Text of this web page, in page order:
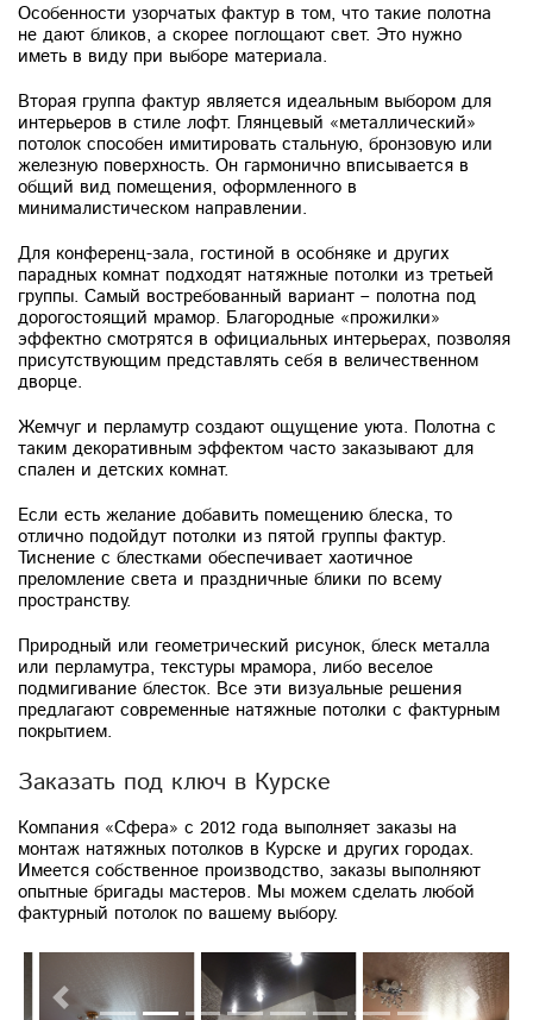
Особенности узорчатых фактур в том, что такие полотна
не дают бликов, а скорее поглощают свет. Это нужно
иметь в виду при выборе материала.
Вторая группа фактур является идеальным выбором для
интерьеров в стиле лофт. Глянцевый «металлический»
потолок способен имитировать стальную, бронзовую или
железную поверхность. Он гармонично вписывается в
общий вид помещения, оформленного в
минималистическом направлении.
Для конференц-зала, гостиной в особняке и других
парадных комнат подходят натяжные потолки из третьей
группы. Самый востребованный вариант – полотна под
дорогостоящий мрамор. Благородные «прожилки»
эффектно смотрятся в официальных интерьерах, позволяя
присутствующим представлять себя в величественном
дворце.
Жемчуг и перламутр создают ощущение уюта. Полотна с
таким декоративным эффектом часто заказывают для
спален и детских комнат.
Если есть желание добавить помещению блеска, то
отлично подойдут потолки из пятой группы фактур.
Тиснение с блестками обеспечивает хаотичное
преломление света и праздничные блики по всему
пространству.
Природный или геометрический рисунок, блеск металла
или перламутра, текстуры мрамора, либо веселое
подмигивание блесток. Все эти визуальные решения
предлагают современные натяжные потолки с фактурным
покрытием.
Заказать под ключ в Курске
Компания «Сфера» с 2012 года выполняет заказы на
монтаж натяжных потолков в Курске и других городах.
Имеется собственное производство, заказы выполняют
опытные бригады мастеров. Мы можем сделать любой
фактурный потолок по вашему выбору.
Previous Next